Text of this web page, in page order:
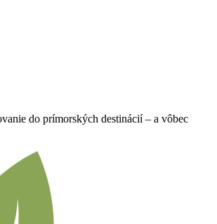
do prímorských destinácií – a vôbec